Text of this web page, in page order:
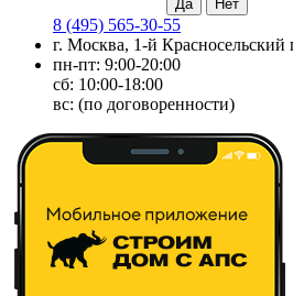
8 (495) 565-30-55
г. Москва, 1-й Красносельский
пн-пт: 9:00-20:00
сб: 10:00-18:00
вс: (по договоренности)